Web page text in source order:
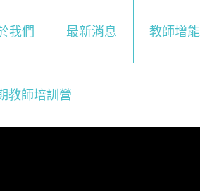
我們
最新消息 教師增能
教師培訓營